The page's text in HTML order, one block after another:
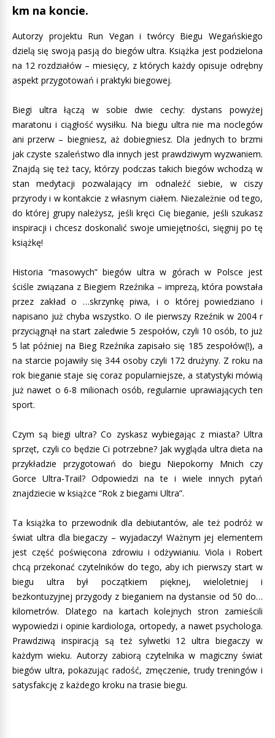
km na koncie.
Autorzy projektu Run Vegan i twórcy Biegu Wegańskiego
dzielą się swoją pasją do biegów ultra. Książka jest podzielona
na 12 rozdziałów – miesięcy, z których każdy opisuje odrębny
aspekt przygotowań i praktyki biegowej.
Biegi ultra łączą w sobie dwie cechy: dystans powyżej
maratonu i ciągłość wysiłku. Na biegu ultra nie ma noclegów
ani przerw – biegniesz, aż dobiegniesz. Dla jednych to brzmi
jak czyste szaleństwo dla innych jest prawdziwym wyzwaniem.
Znajdą się też tacy, którzy podczas takich biegów wchodzą w
stan medytacji pozwalający im odnaleźć siebie, w ciszy
przyrody i w kontakcie z własnym ciałem. Niezależnie od tego,
do której grupy należysz, jeśli kręci Cię bieganie, jeśli szukasz
inspiracji i chcesz doskonalić swoje umiejętności, sięgnij po tę
książkę!
Historia “masowych” biegów ultra w górach w Polsce jest
ściśle związana z Biegiem Rzeźnika – imprezą, która powstała
przez zakład o …skrzynkę piwa, i o której powiedziano i
napisano już chyba wszystko. O ile pierwszy Rzeźnik w 2004 r
przyciągnął na start zaledwie 5 zespołów, czyli 10 osób, to już
5 lat później na Bieg Rzeźnika zapisało się 185 zespołów(!), a
na starcie pojawiły się 344 osoby czyli 172 drużyny. Z roku na
rok bieganie staje się coraz popularniejsze, a statystyki mówią
już nawet o 6-8 milionach osób, regularnie uprawiających ten
sport.
Czym są biegi ultra? Co zyskasz wybiegając z miasta? Ultra
sprzęt, czyli co będzie Ci potrzebne? Jak wygląda ultra dieta na
przykładzie przygotowań do biegu Niepokorny Mnich czy
Gorce Ultra-Trail? Odpowiedzi na te i wiele innych pytań
znajdziecie w książce “Rok z biegami Ultra”.
Ta książka to przewodnik dla debiutantów, ale też podróż w
świat ultra dla biegaczy – wyjadaczy! Ważnym jej elementem
jest część poświęcona zdrowiu i odżywianiu. Viola i Robert
chcą przekonać czytelników do tego, aby ich pierwszy start w
biegu ultra był początkiem pięknej, wieloletniej i
bezkontuzyjnej przygody z bieganiem na dystansie od 50 do…
kilometrów. Dlatego na kartach kolejnych stron zamieścili
wypowiedzi i opinie kardiologa, ortopedy, a nawet psychologa.
Prawdziwą inspiracją są też sylwetki 12 ultra biegaczy w
każdym wieku. Autorzy zabiorą czytelnika w magiczny świat
biegów ultra, pokazując radość, zmęczenie, trudy treningów i
satysfakcję z każdego kroku na trasie biegu.